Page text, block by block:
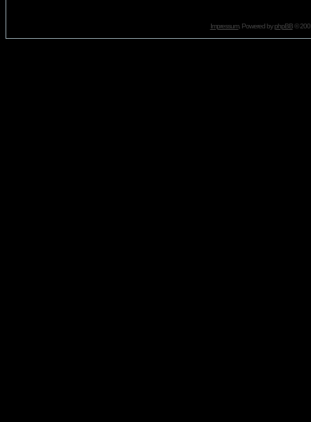
Impressum. Powered byphpBB©